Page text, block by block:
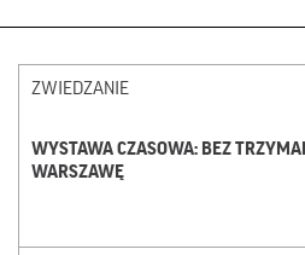
ZWIEDZANIE
WYSTAWA CZASOWA: BEZ
WARSZAWĘ